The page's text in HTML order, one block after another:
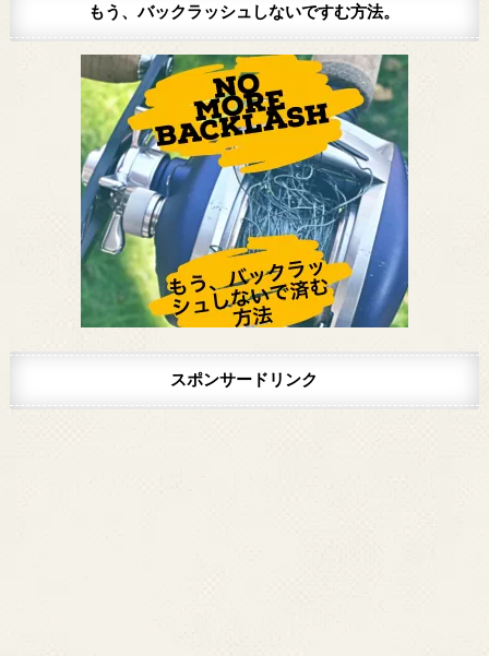
もう、バックラッシュしないですむ方法。
スポンサードリンク